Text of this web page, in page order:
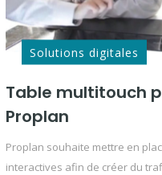
Solutions digitales
Table multitouch
Proplan
Proplan souhaite mettre en
interactives afin de créer du